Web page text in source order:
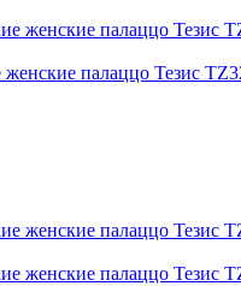
палаццо Тезис